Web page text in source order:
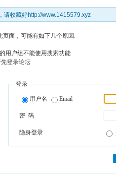
请收藏好http://www.1415579.xyz
页面，可能有如下几个原因:
用户组不能使用搜索功能
登录论坛
登录
用户名 Email
密 码
隐身登录